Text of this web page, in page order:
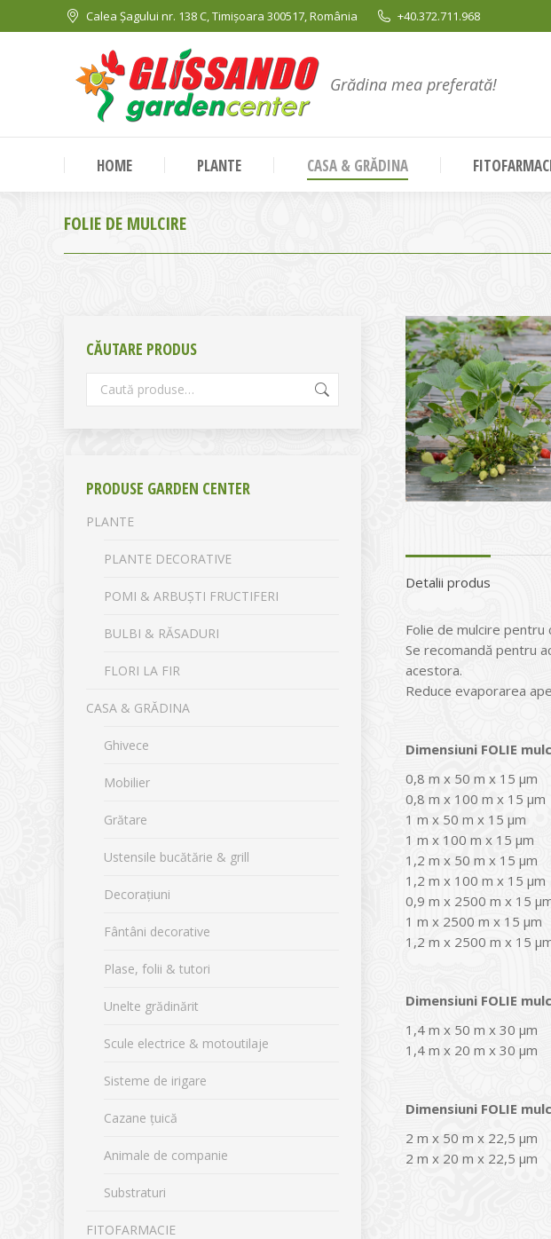
Calea Șagului nr. 138 C, Timișoara 300517, România +40.372.711.968
Grădina mea preferată!
HOME PLANTE CASA & GRĂDINA
FOLIE DE MULCIRE
Detalii produs
Folie de mulcire pentru
Se recomandă pentru
acestora.
Reduce evaporarea
Dimensiuni FOLIE
0,8 m x 50 m x 15 µm
0,8 m x 100 m x 15 µm
1 m x 50 m x 15 µm
1 m x 100 m x 15 µm
1,2 m x 50 m x 15 µm
1,2 m x 100 m x 15 µm
0,9 m x 2500 m x 15
1 m x 2500 m x 15 µm
1,2 m x 2500 m x 15
Dimensiuni FOLIE
1,4 m x 50 m x 30 µm
1,4 m x 20 m x 30 µm
Dimensiuni FOLIE
2 m x 50 m x 22,5 µm
2 m x 20 m x 22,5 µm
CĂUTARE PRODUS
PRODUSE GARDEN CENTER
PLANTE
PLANTE DECORATIVE
POMI & ARBUȘTI FRUCTIFERI
BULBI & RĂSADURI
FLORI LA FIR
CASA & GRĂDINA
Ghivece
Mobilier
Grătare
Ustensile bucătărie & grill
Decorațiuni
Fântâni decorative
Plase, folii & tutori
Unelte grădinărit
Scule electrice & motoutilaje
Sisteme de irigare
Cazane țuică
Animale de companie
Substraturi
FITOFARMACIE